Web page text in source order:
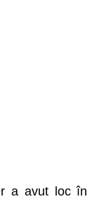
a avut loc